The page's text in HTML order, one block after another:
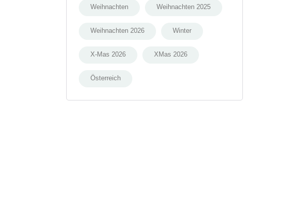
Weihnachten Weihnachten 2025
Weihnachten 2026 Winter
X-Mas 2026 XMas 2026
Österreich